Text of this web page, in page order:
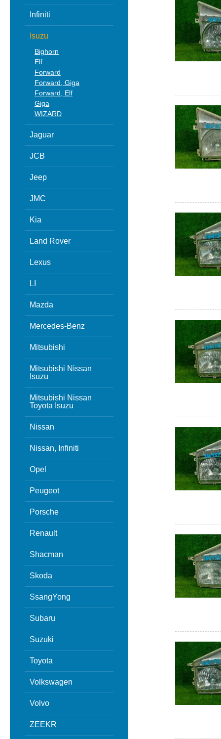
Infiniti
Isuzu
Bighorn
Elf
Forward
Forward, Giga
Forward, Elf
Giga
WIZARD
Jaguar
JCB
Jeep
JMC
Kia
Land Rover
Lexus
LI
Mazda
Mercedes-Benz
Mitsubishi
Mitsubishi Nissan
Isuzu
Mitsubishi Nissan
Toyota Isuzu
Nissan
Nissan, Infiniti
Opel
Peugeot
Porsche
Renault
Shacman
Skoda
SsangYong
Subaru
Suzuki
Toyota
Volkswagen
Volvo
ZEEKR